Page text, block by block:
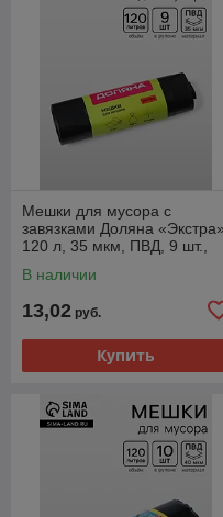
Мешки для мусора с
завязками Доляна «Экстра»,
120 л, 35 мкм, ПВД, 9 шт.,
В наличии
13,02 руб.
Купить